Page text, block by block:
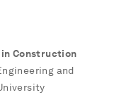
Construction
and